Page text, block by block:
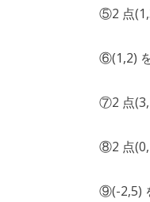
⑤2 点
⑥(1,2)
⑦2 点
⑧2 点
⑨(-2,5)